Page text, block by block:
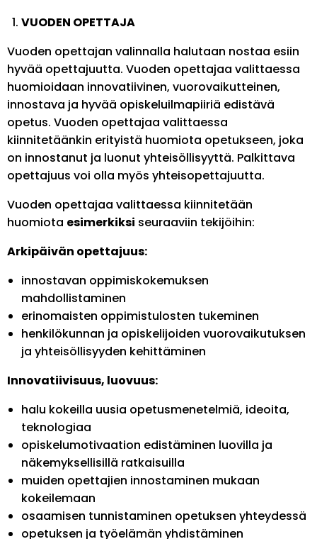
VUODEN OPETTAJA
Vuoden opettajan valinnalla halutaan nostaa esiin
hyvää opettajuutta. Vuoden opettajaa valittaessa
huomioidaan innovatiivinen, vuorovaikutteinen,
innostava ja hyvää opiskeluilmapiiriä edistävä
opetus. Vuoden opettajaa valittaessa
kiinnitetäänkin erityistä huomiota opetukseen, joka
on innostanut ja luonut yhteisöllisyyttä. Palkittava
opettajuus voi olla myös yhteisopettajuutta.
Vuoden opettajaa valittaessa kiinnitetään
huomiota esimerkiksi seuraaviin tekijöihin:
Arkipäivän opettajuus:
innostavan oppimiskokemuksen
mahdollistaminen
erinomaisten oppimistulosten tukeminen
henkilökunnan ja opiskelijoiden vuorovaikutuksen
ja yhteisöllisyyden kehittäminen
Innovatiivisuus, luovuus:
halu kokeilla uusia opetusmenetelmiä, ideoita,
teknologiaa
opiskelumotivaation edistäminen luovilla ja
näkemyksellisillä ratkaisuilla
muiden opettajien innostaminen mukaan
kokeilemaan
osaamisen tunnistaminen opetuksen yhteydessä
opetuksen ja työelämän yhdistäminen